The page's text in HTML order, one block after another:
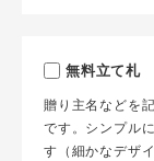
無料立て札
贈り主名などを
です。シンプル
す（細かなデザ